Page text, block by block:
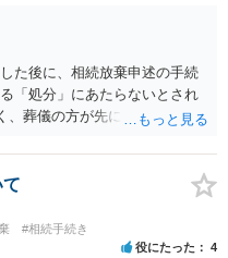
らかが亡くなってから相続す
に相続をするのがおすすめと
つける点はあるかもしれませ
すめと思います。
た後に、相続放棄申述の手続
「処分」にあたらないとされ
、葬儀の方が先に来るのが通常
だ、葬儀費用ならいくらでもよ
会的儀式として当然認められ
です。 もし、相続人の皆さん
素な葬儀を行った費用であれ
められない可能性が高いの
#相続手続き
役にたった 4